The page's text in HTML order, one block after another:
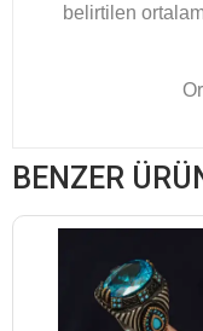
belirtilen
BENZER